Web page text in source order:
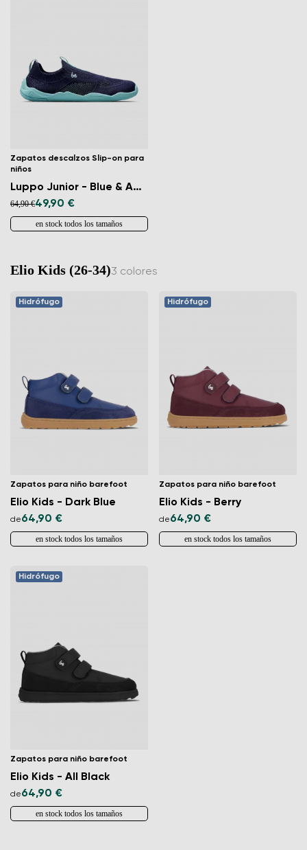
Zapatos descalzos Slip-on para
niños
Luppo Junior - Blue & Aqua
64,90 €49,90 €
en stock todos los tamaños
Elio Kids (26-34)3 colores
Hidrófugo
Zapatos para niño barefoot
Elio Kids - Dark Blue
de64,90 €
en stock todos los tamaños
Hidrófugo
Zapatos para niño barefoot
Elio Kids - Berry
de64,90 €
en stock todos los tamaños
Hidrófugo
Zapatos para niño barefoot
Elio Kids - All Black
de64,90 €
en stock todos los tamaños